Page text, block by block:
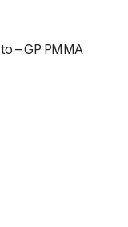
– GP PMMA